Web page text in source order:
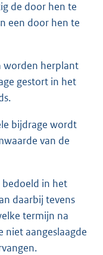
de door hen te
een door hen te
worden herplant
gestort in het
bijdrage wordt
van de
bedoeld in het
daarbij tevens
termijn na
niet aangeslaagde